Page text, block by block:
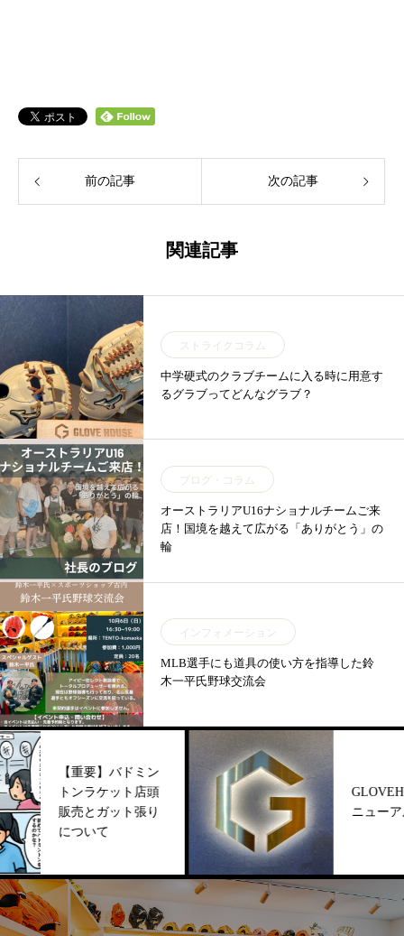
前の記事 次の記事
関連記事
ストライクコラム
中学硬式のクラブチームに入る時に用意す
るグラブってどんなグラブ？
ブログ・コラム
オーストラリアU16ナショナルチームご来
店！国境を越えて広がる「ありがとう」の
輪
インフォメーション
MLB選手にも道具の使い方を指導した鈴
木一平氏野球交流会
要】バドミン
ラケット店頭
とガット張り
いて
GLOVEHOUSEリ
ニューアル！